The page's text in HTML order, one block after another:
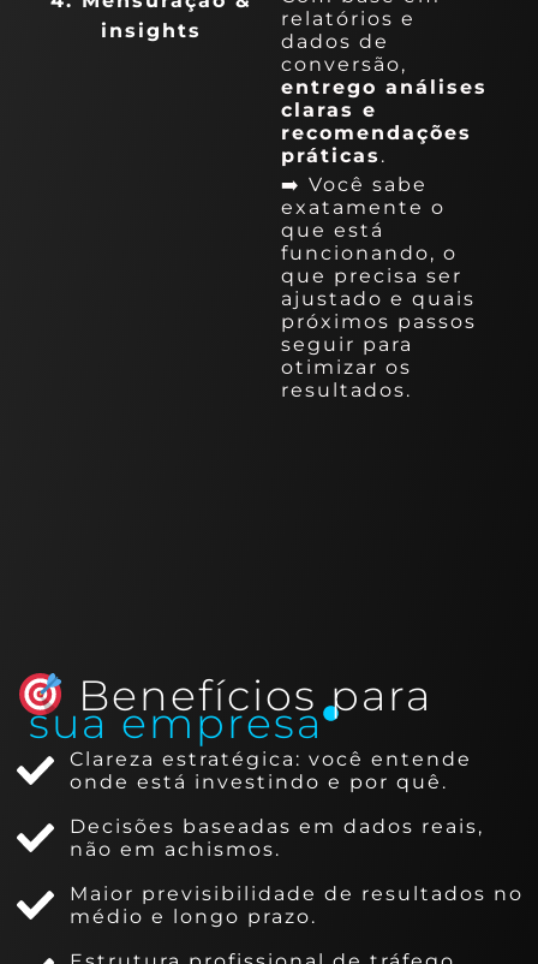
insights
relatórios e
dados de
conversão,
entrego análises
claras e
recomendações
práticas .
➡️ Você sabe
exatamente o
que está
funcionando, o
que precisa ser
ajustado e quais
próximos passos
seguir para
otimizar os
resultados.
Benefícios para
sua empresa
Clareza estratégica: você entende
onde está investindo e por quê.
Decisões baseadas em dados reais,
não em achismos.
Maior previsibilidade de resultados no
médio e longo prazo.